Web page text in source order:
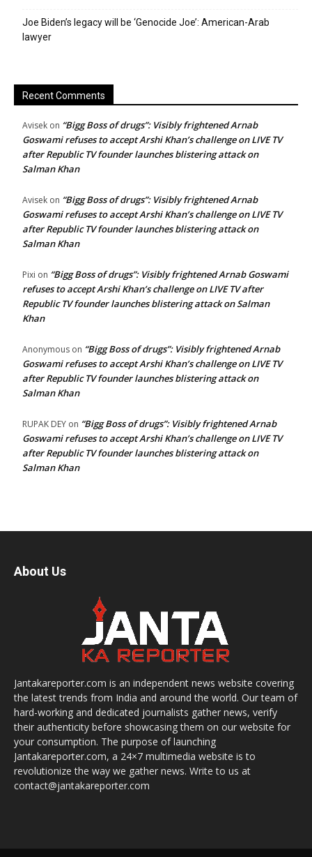
Joe Biden’s legacy will be ‘Genocide Joe’: American-Arab
lawyer
Recent Comments
Avisek on “Bigg Boss of drugs”: Visibly frightened Arnab
Goswami refuses to accept Arshi Khan’s challenge on LIVE TV
after Republic TV founder launches blistering attack on
Salman Khan
Avisek on “Bigg Boss of drugs”: Visibly frightened Arnab
Goswami refuses to accept Arshi Khan’s challenge on LIVE TV
after Republic TV founder launches blistering attack on
Salman Khan
Pixi on “Bigg Boss of drugs”: Visibly frightened Arnab Goswami
refuses to accept Arshi Khan’s challenge on LIVE TV after
Republic TV founder launches blistering attack on Salman
Khan
Anonymous on “Bigg Boss of drugs”: Visibly frightened Arnab
Goswami refuses to accept Arshi Khan’s challenge on LIVE TV
after Republic TV founder launches blistering attack on
Salman Khan
RUPAK DEY on “Bigg Boss of drugs”: Visibly frightened Arnab
Goswami refuses to accept Arshi Khan’s challenge on LIVE TV
after Republic TV founder launches blistering attack on
Salman Khan
About Us
Jantakareporter.com is an independent news website covering
the latest trends from India and around the world. Our team of
hard-working and dedicated journalists gather news, verify
their authenticity before showcasing them on our website for
your consumption. The purpose of launching
Jantakareporter.com, a 24×7 multimedia website is to
revolutionize the way we gather news. Write to us at
contact@jantakareporter.com